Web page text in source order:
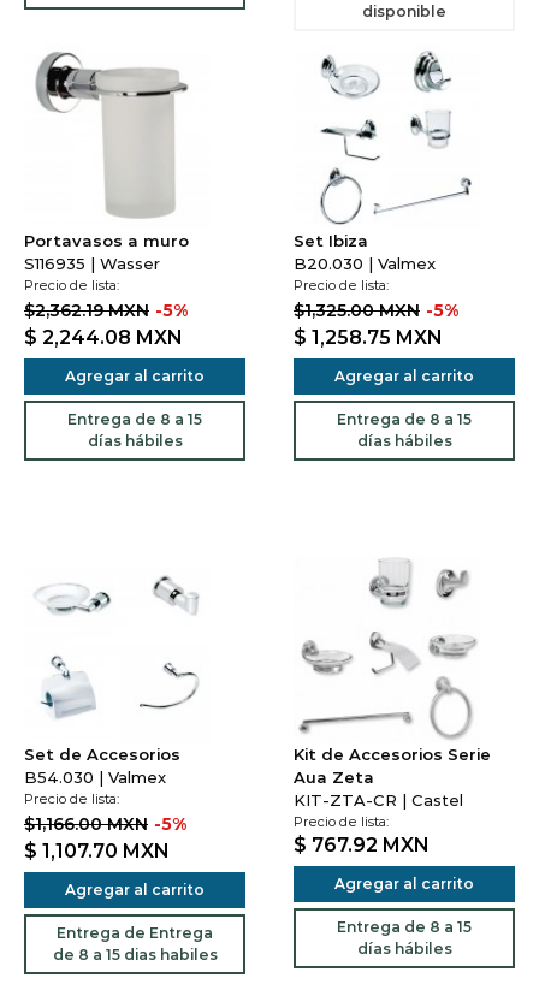
disponible
Portavasos a muro
S116935 | Wasser
Precio de lista:
$2,362.19 MXN -5%
$ 2,244.08 MXN
Agregar al carrito
Entrega de 8 a 15
días hábiles
Set Ibiza
B20.030 | Valmex
Precio de lista:
$1,325.00 MXN -5%
$ 1,258.75 MXN
Agregar al carrito
Entrega de 8 a 15
días hábiles
Set de Accesorios
B54.030 | Valmex
Precio de lista:
$1,166.00 MXN -5%
$ 1,107.70 MXN
Agregar al carrito
Entrega de Entrega
de 8 a 15 dias habiles
Kit de Accesorios Serie
Aua Zeta
KIT-ZTA-CR | Castel
Precio de lista:
$ 767.92 MXN
Agregar al carrito
Entrega de 8 a 15
días hábiles